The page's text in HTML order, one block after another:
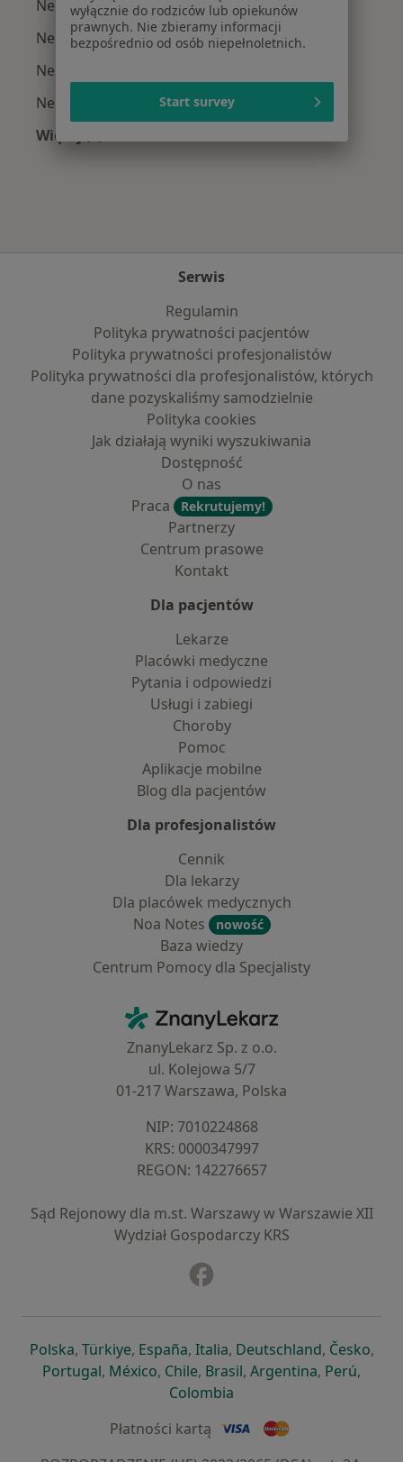
Neurolodzy z POLMED w Lublinie
Neurolodzy z Medicover w Lublinie
Neurolodzy z Enel-med w Lublinie
Neurolodzy z Compensa w Lublinie
Więcej (3)
Serwis
Regulamin
Polityka prywatności pacjentów
Polityka prywatności profesjonalistów
Polityka prywatności dla profesjonalistów, których
dane pozyskaliśmy samodzielnie
Polityka cookies
Jak działają wyniki wyszukiwania
Dostępność
O nas
Praca
Rekrutujemy!
Partnerzy
Centrum prasowe
Kontakt
Dla pacjentów
Lekarze
Placówki medyczne
Pytania i odpowiedzi
Usługi i zabiegi
Choroby
Pomoc
Aplikacje mobilne
Blog dla pacjentów
Dla profesjonalistów
Cennik
Dla lekarzy
Dla placówek medycznych
Noa Notes
nowość
Baza wiedzy
Centrum Pomocy dla Specjalisty
ZnanyLekarz - Strona główna
ZnanyLekarz Sp. z o.o.
ul. Kolejowa 5/7
01-217 Warszawa, Polska
NIP: ⁠7010224868
KRS: ⁠0000347997
REGON: ⁠142276657
Sąd Rejonowy dla m.st. Warszawy w Warszawie XII
Wydział Gospodarczy KRS
Polskaotwiera się w nowej karcie
, Türkiyeotwiera się w nowej karcie
, Españaotwiera się w nowej karcie
, Italiaotwiera się w nowej
, Deutschlandotwiera się
, Česko,
Portugalotwiera się w nowej karcie
, Méxicootwiera się w nowej karcie
, Chileotwiera się w nowej karcie
, Brasilotwiera się w nowej
, Argentinaotwiera się
, Perú,
Colombia
Płatności kartą
wyłącznie do rodziców lub opiekunów
prawnych. Nie zbieramy informacji
bezpośrednio od osób niepełnoletnich.
Start survey